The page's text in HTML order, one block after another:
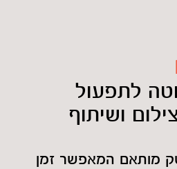
לתפעול
ושיתוף
מותאם המאפשר זמן